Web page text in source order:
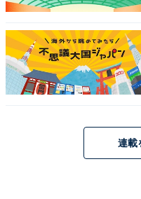
【おすすめ記事】
・
崎陽軒「あのときのシ
「かつや」から贅沢盛
の合い盛り」が登場！ 8
連載